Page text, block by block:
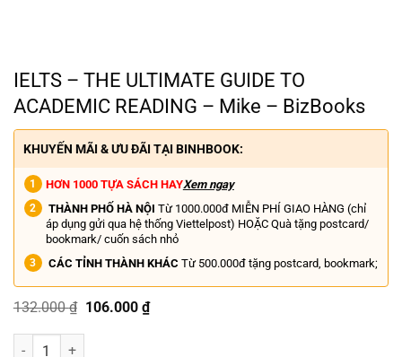
IELTS – THE ULTIMATE GUIDE TO
ACADEMIC READING – Mike – BizBooks
KHUYẾN MÃI & ƯU ĐÃI TẠI BINHBOOK:
HƠN 1000 TỰA SÁCH HAYXem ngay
THÀNH PHỐ HÀ NỘI Từ 1000.000đ MIỄN PHÍ GIAO HÀNG (chỉ
áp dụng gửi qua hệ thống Viettelpost) HOẶC Quà tặng postcard/
bookmark/ cuốn sách nhỏ
CÁC TỈNH THÀNH KHÁC Từ 500.000đ tặng postcard, bookmark;
132.000₫ Giá
là:
106.000 ₫Giá
hiện
IELTS – THE ULTIMATE GUIDE TO ACADEMIC READING – Mike –